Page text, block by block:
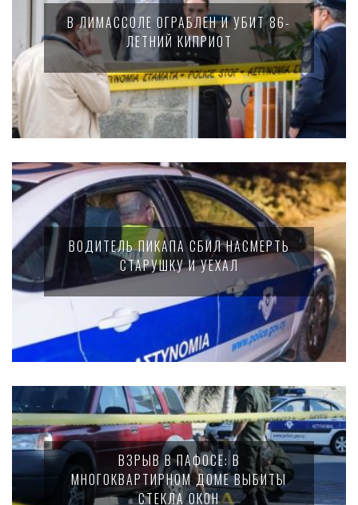
В ЛИМАССОЛЕ ОГРАБЛЕН И УБИТ 86-
ЛЕТНИЙ КИПРИОТ
ВОДИТЕЛЬ ПИКАПА СБИЛ НАСМЕРТЬ
СТАРУШКУ И УЕХАЛ
ВЗРЫВ В ПАФОСЕ: В
МНОГОКВАРТИРНОМ ДОМЕ ВЫБИТЫ
СТЕКЛА ОКОН